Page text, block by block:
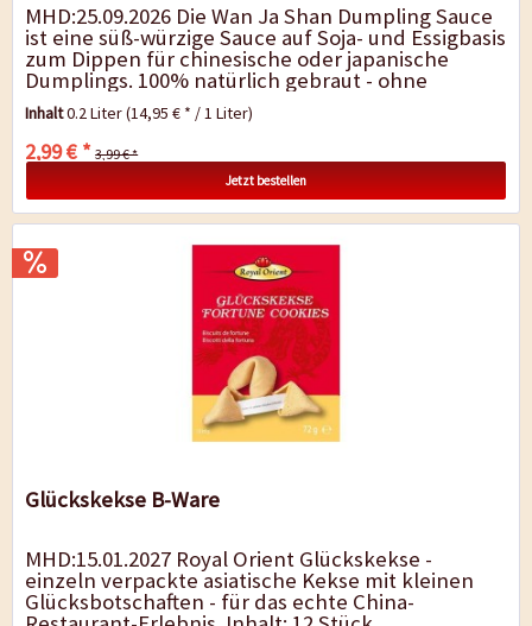
MHD:25.09.2026 Die Wan Ja Shan Dumpling Sauce
ist eine süß-würzige Sauce auf Soja- und Essigbasis
zum Dippen für chinesische oder japanische
Dumplings. 100% natürlich gebraut - ohne
Gentechnik -...
Inhalt0.2 Liter(14,95 € * / 1 Liter)
2,99 € * 3,99 € *
Jetzt bestellen
Glückskekse B-Ware
MHD:15.01.2027 Royal Orient Glückskekse -
einzeln verpackte asiatische Kekse mit kleinen
Glücksbotschaften - für das echte China-